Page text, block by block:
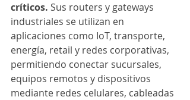
críticos. Sus routers y gateways
industriales se utilizan en
aplicaciones como IoT, transporte,
energía, retail y redes corporativas,
permitiendo conectar sucursales,
equipos remotos y dispositivos
mediante redes celulares, cableadas